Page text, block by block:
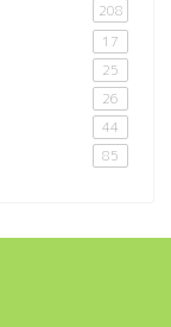
208
17
25
26
44
85